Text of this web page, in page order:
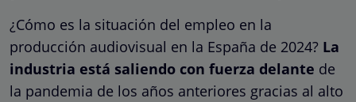
¿Cómo es la situación del empleo en la
producción audiovisual en la España de 2024? La
industria está saliendo con fuerza delante de
la pandemia de los años anteriores gracias al alto